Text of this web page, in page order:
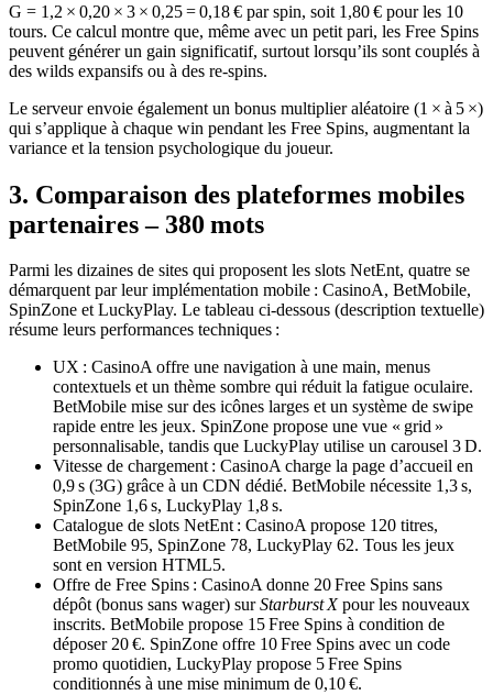
G = 1,2 × 0,20 × 3 × 0,25 = 0,18 € par spin, soit 1,80 € pour les 10
tours. Ce calcul montre que, même avec un petit pari, les Free Spins
peuvent générer un gain significatif, surtout lorsqu’ils sont couplés à
des wilds expansifs ou à des re‑spins.
Le serveur envoie également un bonus multiplier aléatoire (1 × à 5 ×)
qui s’applique à chaque win pendant les Free Spins, augmentant la
variance et la tension psychologique du joueur.
3. Comparaison des plateformes mobiles
partenaires – 380 mots
Parmi les dizaines de sites qui proposent les slots NetEnt, quatre se
démarquent par leur implémentation mobile : CasinoA, BetMobile,
SpinZone et LuckyPlay. Le tableau ci‑dessous (description textuelle)
résume leurs performances techniques :
UX : CasinoA offre une navigation à une main, menus
contextuels et un thème sombre qui réduit la fatigue oculaire.
BetMobile mise sur des icônes larges et un système de swipe
rapide entre les jeux. SpinZone propose une vue « grid »
personnalisable, tandis que LuckyPlay utilise un carousel 3 D.
Vitesse de chargement : CasinoA charge la page d’accueil en
0,9 s (3G) grâce à un CDN dédié. BetMobile nécessite 1,3 s,
SpinZone 1,6 s, LuckyPlay 1,8 s.
Catalogue de slots NetEnt : CasinoA propose 120 titres,
BetMobile 95, SpinZone 78, LuckyPlay 62. Tous les jeux
sont en version HTML5.
Offre de Free Spins : CasinoA donne 20 Free Spins sans
dépôt (bonus sans wager) surStarburst Xpour les nouveaux
inscrits. BetMobile propose 15 Free Spins à condition de
déposer 20 €. SpinZone offre 10 Free Spins avec un code
promo quotidien, LuckyPlay propose 5 Free Spins
conditionnés à une mise minimum de 0,10 €.